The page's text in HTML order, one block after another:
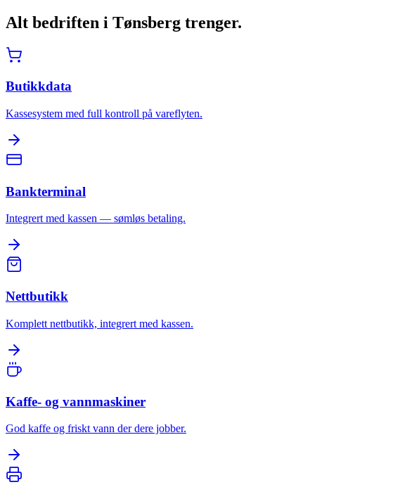
Alt bedriften i Tønsberg trenger.
Butikkdata
Kassesystem med full kontroll på vareflyten.
Bankterminal
Integrert med kassen — sømløs betaling.
Nettbutikk
Komplett nettbutikk, integrert med kassen.
Kaffe- og vannmaskiner
God kaffe og friskt vann der dere jobber.